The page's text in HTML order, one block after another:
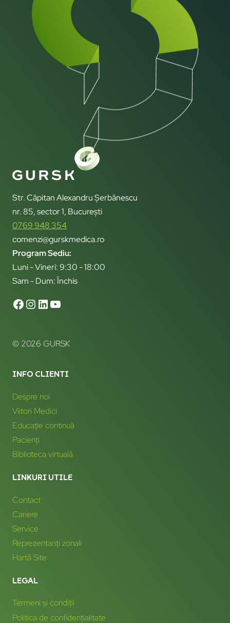
Str. Căpitan Alexandru Șerbănescu
nr. 85, sector 1, București
0769 948 354
comenzi@gurskmedica.ro
Program Sediu:
Luni - Vineri: 9:30 - 18:00
Sam - Dum: Închis
© 2026 GURSK
INFO CLIENTI
Despre noi
Viitori Medici
Educație continuă
Pacienți
Biblioteca virtuală
LINKURI UTILE
Contact
Cariere
Service
Reprezentanți zonali
Hartă Site
LEGAL
Termeni și condiții
Politica de confidențialitate